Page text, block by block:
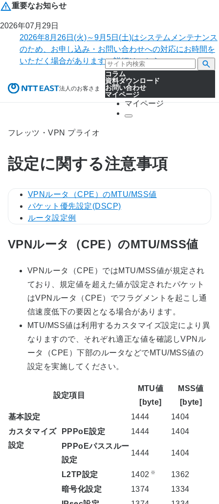
重要なお知らせ
2026年07月29日
2026年8月26日(火)～9月5日(土)はシステムメンテナンス
のため、お申し込み・お問い合わせへの対応にお時間を
いただく場合があります。詳細はこちら。
法人のお客さま
コラム
資料ダウンロード
お問い合わせ
マイページ
マイページ
フレッツ・VPN プライオ
設定に関する注意事項
VPNルータ（CPE）のMTU/MSS値
パケット優先設定(DSCP)
ルータ設定例
VPNルータ（CPE）のMTU/MSS値
VPNルータ（CPE）ではMTU/MSS値が規定され
ており、規定値を超えた値が設定されたパケット
はVPNルータ（CPE）でフラグメントを起こし通
信速度低下の要因となる場合があります。
MTU/MSS値は利用するカスタマイズ設定により異
なりますので、それぞれ適正な値を確認しVPNル
ータ（CPE）下部のルータなどでMTU/MSS値の
設定を実施してください。
設定項目
MTU値
[byte]
MSS値
[byte]
基本設定
1444
1404
カスタマイズ
設定
PPPoE設定 1444
1404
PPPoEパススルー
設定
1444 1404
L2TP設定 1402 ※
1362
暗号化設定
1374
1334